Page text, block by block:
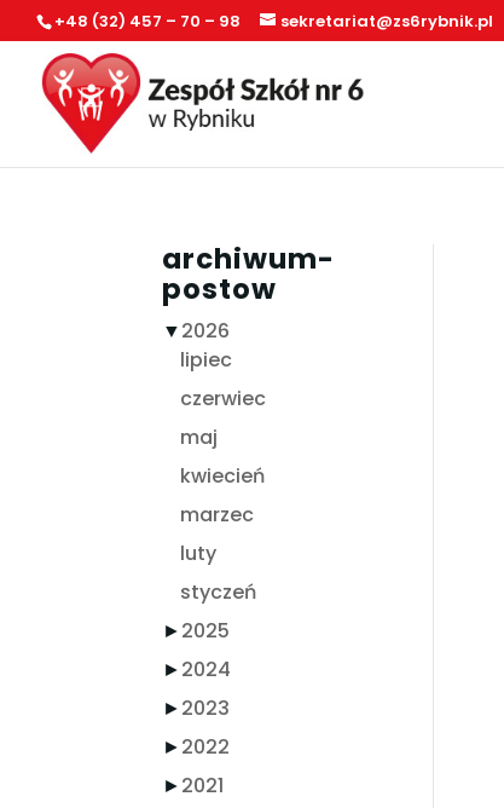
+48 (32) 457 – 70 – 98 sekretariat@zs6rybnik.pl
archiwum-
postow
▼2026
lipiec
czerwiec
maj
kwiecień
marzec
luty
styczeń
►2025
►2024
►2023
►2022
►2021